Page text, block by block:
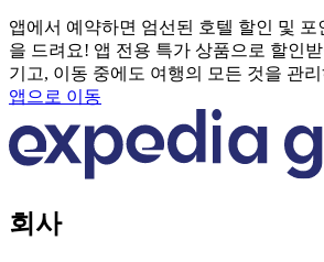
앱에서 예약하면 엄선된 호텔 할인 및 포
을 드려요! 앱 전용 특가 상품으로 할인
기고, 이동 중에도 여행의 모든 것을 관
앱으로 이동
회사